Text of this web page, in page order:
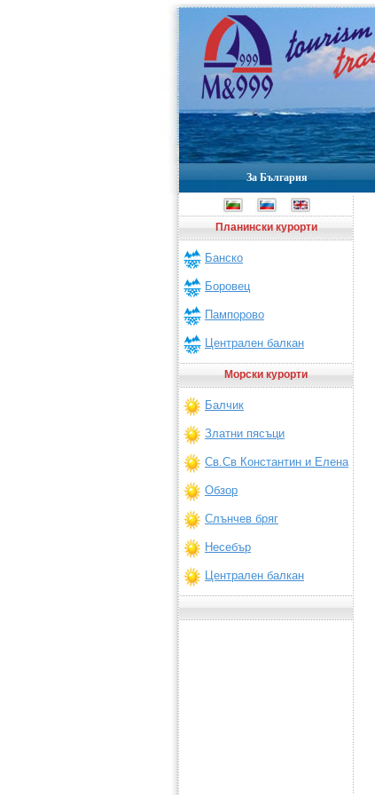
За България
Планински курорти
Банско
Боровец
Пампорово
Централен балкан
Морски курорти
Балчик
Златни пясъци
Св.Св Константин и Елена
Обзор
Слънчев бряг
Несебър
Централен балкан